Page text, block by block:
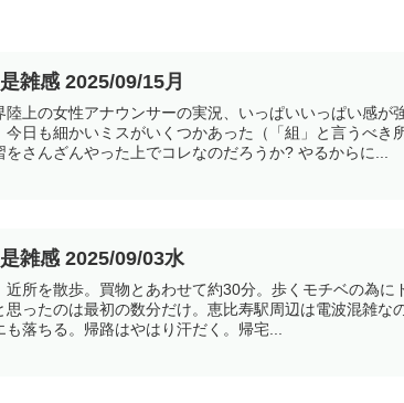
雑感 2025/09/15月
上の女性アナウンサーの実況、いっぱいいっぱい感が
今日も細かいミスがいくつかあった（「組」と言うべき
をさんざんやった上でコレなのだろうか? やるからに...
雑感 2025/09/03水
所を散歩。買物とあわせて約30分。歩くモチベの為に
思ったのは最初の数分だけ。恵比寿駅周辺は電波混雑な
も落ちる。帰路はやはり汗だく。帰宅...